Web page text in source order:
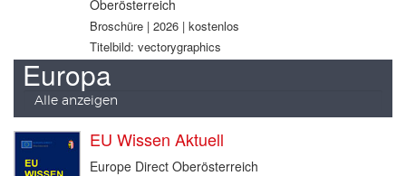
Oberösterreich
Broschüre | 2026 | kostenlos
Titelbild: vectorygraphics
Europa
Alle anzeigen
EU Wissen Aktuell
Europe Direct Oberösterreich